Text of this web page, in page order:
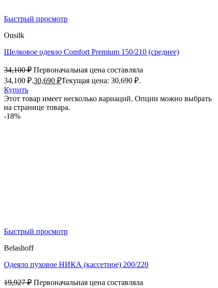
Быстрый просмотр
Onsilk
Шелковое одеяло Comfort Premium 150/210 (среднее)
34,100₽ Первоначальная цена составляла
34,100 ₽.30,690 ₽Текущая цена: 30,690 ₽.
Купить
Этот товар имеет несколько вариаций. Опции можно выбрать
на странице товара.
-18%
Быстрый просмотр
Belashoff
Одеяло пуховое НИКА (кассетное) 200/220
19,927₽ Первоначальная цена составляла